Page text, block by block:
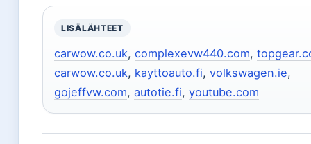
LISÄLÄHTEET
carwow.co.uk, complexevw440.com,
carwow.co.uk, kayttoauto.fi, volkswagen.ie,
gojeffvw.com, autotie.fi, youtube.com